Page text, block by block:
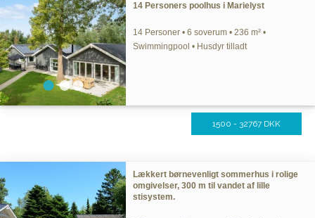
14 Personers poolhus i Marielyst
14 Personer • 6 soverum • 236 m² •
Swimmingpool • Husdyr tilladt
1500 - 32767 DKK
Lækkert børnevenligt sommerhus i rolige
omgivelser, 300 m til vandet af lille
stisystem.